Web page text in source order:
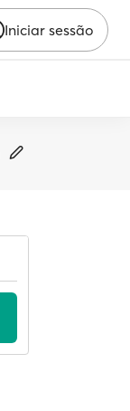
Iniciar sessão